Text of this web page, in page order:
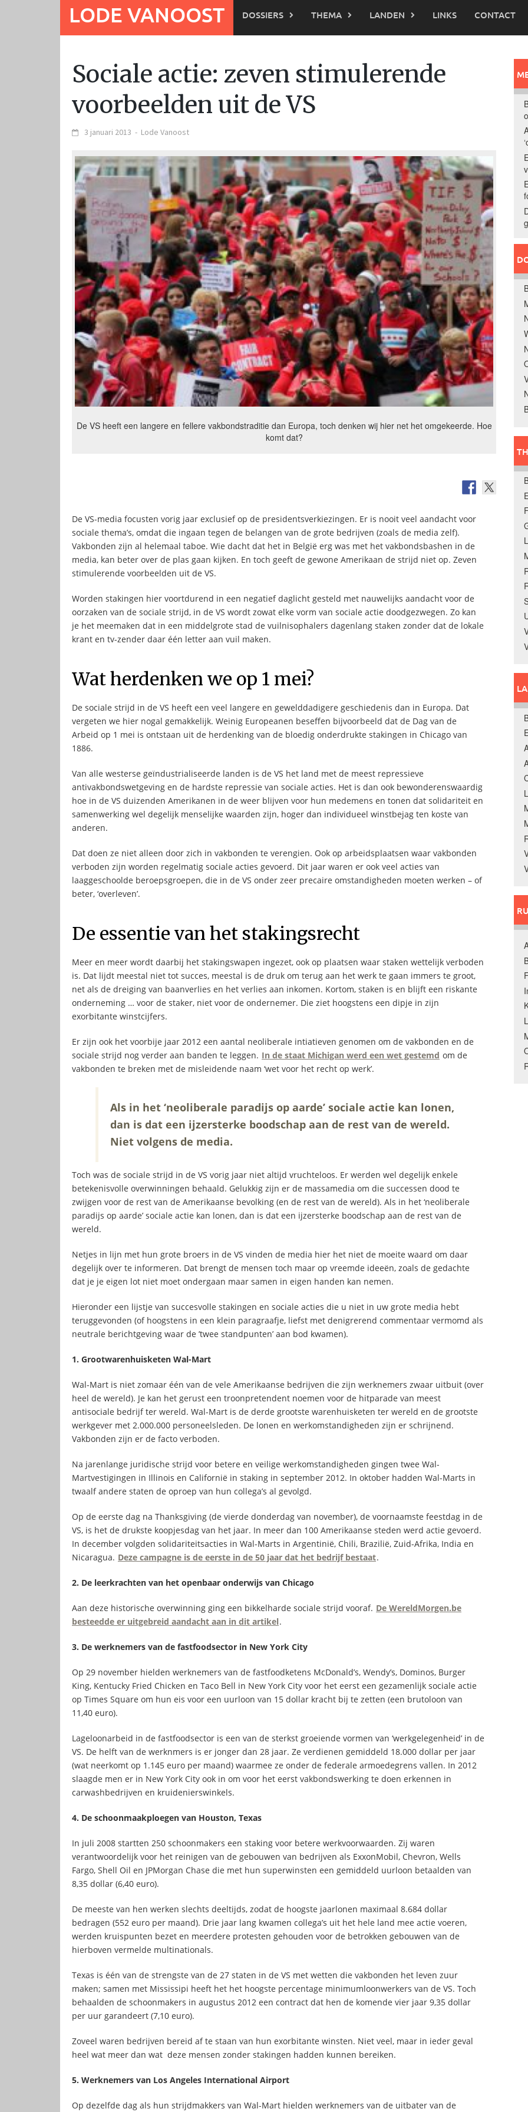
LODE VANOOST DOSSIERS THEMA LANDEN LINKS CONTACT
Sociale actie: zeven stimulerende
voorbeelden uit de VS
3 januari 2013 - Lode Vanoost
De VS heeft een langere en fellere vakbondstraditie dan Europa, toch denken wij hier net het omgekeerde. Hoe
komt dat?
De VS-media focusten vorig jaar exclusief op de presidentsverkiezingen. Er is nooit veel aandacht voor
sociale thema’s, omdat die ingaan tegen de belangen van de grote bedrijven (zoals de media zelf).
Vakbonden zijn al helemaal taboe. Wie dacht dat het in België erg was met het vakbondsbashen in de
media, kan beter over de plas gaan kijken. En toch geeft de gewone Amerikaan de strijd niet op. Zeven
stimulerende voorbeelden uit de VS.
Worden stakingen hier voortdurend in een negatief daglicht gesteld met nauwelijks aandacht voor de
oorzaken van de sociale strijd, in de VS wordt zowat elke vorm van sociale actie doodgezwegen. Zo kan
je het meemaken dat in een middelgrote stad de vuilnisophalers dagenlang staken zonder dat de lokale
krant en tv-zender daar één letter aan vuil maken.
Wat herdenken we op 1 mei?
De sociale strijd in de VS heeft een veel langere en gewelddadigere geschiedenis dan in Europa. Dat
vergeten we hier nogal gemakkelijk. Weinig Europeanen beseffen bijvoorbeeld dat de Dag van de
Arbeid op 1 mei is ontstaan uit de herdenking van de bloedig onderdrukte stakingen in Chicago van
1886.
Van alle westerse geïndustrialiseerde landen is de VS het land met de meest repressieve
antivakbondswetgeving en de hardste repressie van sociale acties. Het is dan ook bewonderenswaardig
hoe in de VS duizenden Amerikanen in de weer blijven voor hun medemens en tonen dat solidariteit en
samenwerking wel degelijk menselijke waarden zijn, hoger dan individueel winstbejag ten koste van
anderen.
Dat doen ze niet alleen door zich in vakbonden te verengien. Ook op arbeidsplaatsen waar vakbonden
verboden zijn worden regelmatig sociale acties gevoerd. Dit jaar waren er ook veel acties van
laaggeschoolde beroepsgroepen, die in de VS onder zeer precaire omstandigheden moeten werken – of
beter, ‘overleven’.
De essentie van het stakingsrecht
Meer en meer wordt daarbij het stakingswapen ingezet, ook op plaatsen waar staken wettelijk verboden
is. Dat lijdt meestal niet tot succes, meestal is de druk om terug aan het werk te gaan immers te groot,
net als de dreiging van baanverlies en het verlies aan inkomen. Kortom, staken is en blijft een riskante
onderneming … voor de staker, niet voor de ondernemer. Die ziet hoogstens een dipje in zijn
exorbitante winstcijfers.
Er zijn ook het voorbije jaar 2012 een aantal neoliberale intiatieven genomen om de vakbonden en de
sociale strijd nog verder aan banden te leggen. In de staat Michigan werd een wet gestemd om de
vakbonden te breken met de misleidende naam ‘wet voor het recht op werk’.
Als in het ‘neoliberale paradijs op aarde’ sociale actie kan lonen,
dan is dat een ijzersterke boodschap aan de rest van de wereld.
Niet volgens de media.
Toch was de sociale strijd in de VS vorig jaar niet altijd vruchteloos. Er werden wel degelijk enkele
betekenisvolle overwinningen behaald. Gelukkig zijn er de massamedia om die successen dood te
zwijgen voor de rest van de Amerikaanse bevolking (en de rest van de wereld). Als in het ‘neoliberale
paradijs op aarde’ sociale actie kan lonen, dan is dat een ijzersterke boodschap aan de rest van de
wereld.
Netjes in lijn met hun grote broers in de VS vinden de media hier het niet de moeite waard om daar
degelijk over te informeren. Dat brengt de mensen toch maar op vreemde ideeën, zoals de gedachte
dat je je eigen lot niet moet ondergaan maar samen in eigen handen kan nemen.
Hieronder een lijstje van succesvolle stakingen en sociale acties die u niet in uw grote media hebt
teruggevonden (of hoogstens in een klein paragraafje, liefst met denigrerend commentaar vermomd als
neutrale berichtgeving waar de ’twee standpunten’ aan bod kwamen).
1. Grootwarenhuisketen Wal-Mart
Wal-Mart is niet zomaar één van de vele Amerikaanse bedrijven die zijn werknemers zwaar uitbuit (over
heel de wereld). Je kan het gerust een troonpretendent noemen voor de hitparade van meest
antisociale bedrijf ter wereld. Wal-Mart is de derde grootste warenhuisketen ter wereld en de grootste
werkgever met 2.000.000 personeelsleden. De lonen en werkomstandigheden zijn er schrijnend.
Vakbonden zijn er de facto verboden.
Na jarenlange juridische strijd voor betere en veilige werkomstandigheden gingen twee Wal-
Martvestigingen in Illinois en Californië in staking in september 2012. In oktober hadden Wal-Marts in
twaalf andere staten de oproep van hun collega’s al gevolgd.
Op de eerste dag na Thanksgiving (de vierde donderdag van november), de voornaamste feestdag in de
VS, is het de drukste koopjesdag van het jaar. In meer dan 100 Amerikaanse steden werd actie gevoerd.
In december volgden solidariteitsacties in Wal-Marts in Argentinië, Chili, Brazilië, Zuid-Afrika, India en
Nicaragua. Deze campagne is de eerste in de 50 jaar dat het bedrijf bestaat.
2. De leerkrachten van het openbaar onderwijs van Chicago
Aan deze historische overwinning ging een bikkelharde sociale strijd vooraf. De WereldMorgen.be
besteedde er uitgebreid aandacht aan in dit artikel.
3. De werknemers van de fastfoodsector in New York City
Op 29 november hielden werknemers van de fastfoodketens McDonald’s, Wendy’s, Dominos, Burger
King, Kentucky Fried Chicken en Taco Bell in New York City voor het eerst een gezamenlijk sociale actie
op Times Square om hun eis voor een uurloon van 15 dollar kracht bij te zetten (een brutoloon van
11,40 euro).
Lageloonarbeid in de fastfoodsector is een van de sterkst groeiende vormen van ‘werkgelegenheid’ in de
VS. De helft van de werknmers is er jonger dan 28 jaar. Ze verdienen gemiddeld 18.000 dollar per jaar
(wat neerkomt op 1.145 euro per maand) waarmee ze onder de federale armoedegrens vallen. In 2012
slaagde men er in New York City ook in om voor het eerst vakbondswerking te doen erkennen in
carwashbedrijven en kruidenierswinkels.
4. De schoonmaakploegen van Houston, Texas
In juli 2008 startten 250 schoonmakers een staking voor betere werkvoorwaarden. Zij waren
verantwoordelijk voor het reinigen van de gebouwen van bedrijven als ExxonMobil, Chevron, Wells
Fargo, Shell Oil en JPMorgan Chase die met hun superwinsten een gemiddeld uurloon betaalden van
8,35 dollar (6,40 euro).
De meeste van hen werken slechts deeltijds, zodat de hoogste jaarlonen maximaal 8.684 dollar
bedragen (552 euro per maand). Drie jaar lang kwamen collega’s uit het hele land mee actie voeren,
werden kruispunten bezet en meerdere protesten gehouden voor de betrokken gebouwen van de
hierboven vermelde multinationals.
Texas is één van de strengste van de 27 staten in de VS met wetten die vakbonden het leven zuur
maken; samen met Mississipi heeft het het hoogste percentage minimumloonwerkers van de VS. Toch
behaalden de schoonmakers in augustus 2012 een contract dat hen de komende vier jaar 9,35 dollar
per uur garandeert (7,10 euro).
Zoveel waren bedrijven bereid af te staan van hun exorbitante winsten. Niet veel, maar in ieder geval
heel wat meer dan wat deze mensen zonder stakingen hadden kunnen bereiken.
5. Werknemers van Los Angeles International Airport
Op dezelfde dag als hun strijdmakkers van Wal-Mart hielden werknemers van de uitbater van de